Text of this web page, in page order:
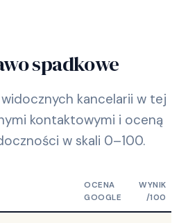
spadkowe
kancelarii w tej
kontaktowymi i oceną
w skali 0–100.
OCENA
GOOGLE
WYNIK
/100